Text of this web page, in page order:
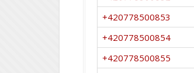
+420778500853
+420778500854
+420778500855